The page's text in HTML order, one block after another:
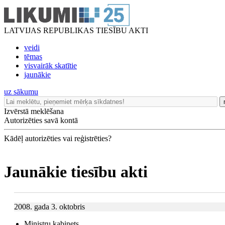
LATVIJAS REPUBLIKAS TIESĪBU AKTI
veidi
tēmas
visvairāk skatītie
jaunākie
uz sākumu
Izvērstā meklēšana
Autorizēties savā kontā
Kādēļ autorizēties vai reģistrēties?
Jaunākie tiesību akti
2008. gada 3. oktobris